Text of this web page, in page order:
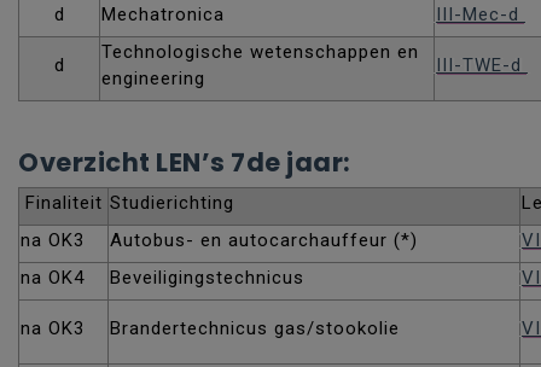
d Mechatronica III-Mec-d
d
Technologische wetenschappen en
engineering
III-TWE-d
Overzicht LEN’s 7de jaar:
Finaliteit Studierichting
na OK3
Autobus- en autocarchauffeur (*)
na OK4
Beveiligingstechnicus
na OK3 Brandertechnicus gas/stookolie